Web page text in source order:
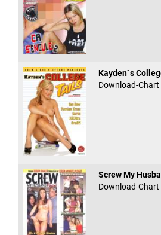
Kayden`s
Download-Chart
Screw My
Download-Chart